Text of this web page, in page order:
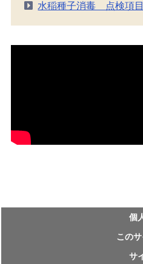
水稲種子消毒 点検項
個
この
サ